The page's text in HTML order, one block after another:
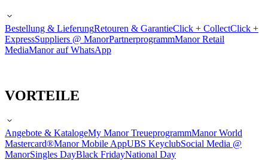
Bestellung & LieferungRetouren & GarantieClick + CollectClick +
ExpressSuppliers @ ManorPartnerprogrammManor Retail
MediaManor auf WhatsApp
VORTEILE
Angebote & KatalogeMy Manor TreueprogrammManor World
Mastercard®Manor Mobile AppUBS KeyclubSocial Media @
ManorSingles DayBlack FridayNational Day